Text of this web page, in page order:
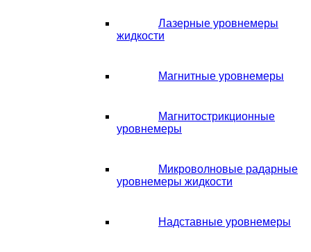
Лазерные уровнемеры
жидкости
Магнитные уровнемеры
Магнитострикционные
уровнемеры
Микроволновые радарные
уровнемеры жидкости
Надставные уровнемеры